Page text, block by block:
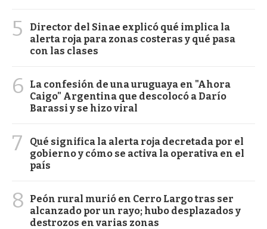
5
Director del Sinae explicó qué implica la
alerta roja para zonas costeras y qué pasa
con las clases
6
La confesión de una uruguaya en "Ahora
Caigo" Argentina que descolocó a Darío
Barassi y se hizo viral
7
Qué significa la alerta roja decretada por el
gobierno y cómo se activa la operativa en el
país
8
Peón rural murió en Cerro Largo tras ser
alcanzado por un rayo; hubo desplazados y
destrozos en varias zonas